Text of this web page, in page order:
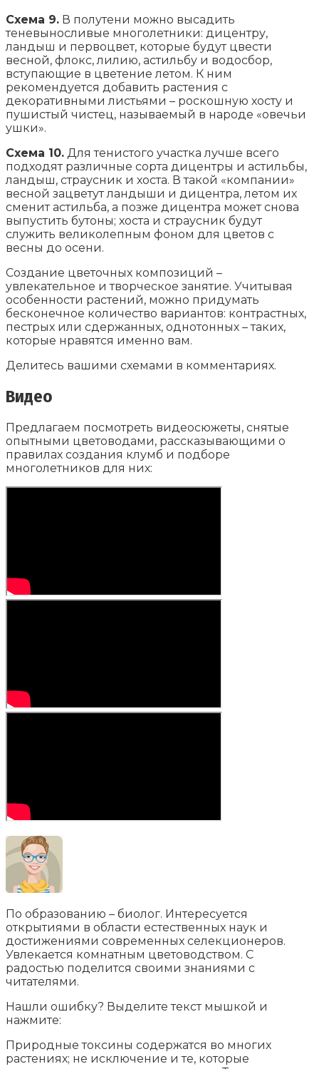
Схема 9. В полутени можно высадить
теневыносливые многолетники: дицентру,
ландыш и первоцвет, которые будут цвести
весной, флокс, лилию, астильбу и водосбор,
вступающие в цветение летом. К ним
рекомендуется добавить растения с
декоративными листьями – роскошную хосту и
пушистый чистец, называемый в народе «овечьи
ушки».
Схема 10. Для тенистого участка лучше всего
подходят различные сорта дицентры и астильбы,
ландыш, страусник и хоста. В такой «компании»
весной зацветут ландыши и дицентра, летом их
сменит астильба, а позже дицентра может снова
выпустить бутоны; хоста и страусник будут
служить великолепным фоном для цветов с
весны до осени.
Создание цветочных композиций –
увлекательное и творческое занятие. Учитывая
особенности растений, можно придумать
бесконечное количество вариантов: контрастных,
пестрых или сдержанных, однотонных – таких,
которые нравятся именно вам.
Делитесь вашими схемами в комментариях.
Видео
Предлагаем посмотреть видеосюжеты, снятые
опытными цветоводами, рассказывающими о
правилах создания клумб и подборе
многолетников для них:
По образованию – биолог. Интересуется
открытиями в области естественных наук и
достижениями современных селекционеров.
Увлекается комнатным цветоводством. С
радостью поделится своими знаниями с
читателями.
Нашли ошибку? Выделите текст мышкой и
нажмите:
Природные токсины содержатся во многих
растениях; не исключение и те, которые